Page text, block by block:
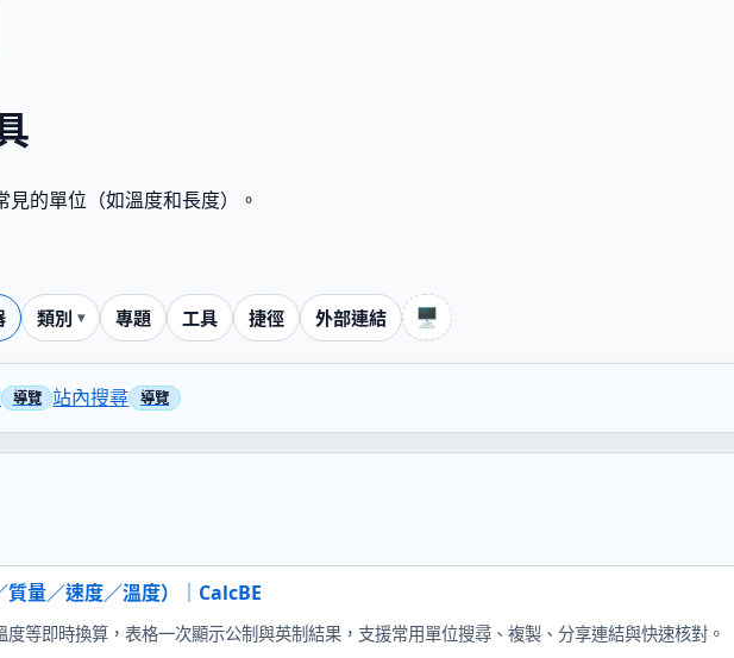
類別 專題 工具 捷徑 外部連結 🖥️
的單位（如溫度和長度）。
站內搜尋
量／速度／溫度）｜CalcBE
等即時換算，表格一次顯示公制與英制結果，支援常用單位搜尋、複製、分享連結與快速核對。